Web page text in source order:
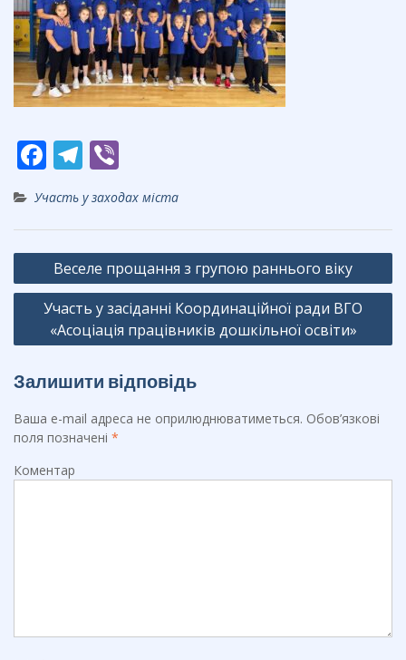
F
e
b
o
o
k
T
e
gr
a
m
b
er
Участь у заходах міста
Навігація
записів
Веселе прощання з групою раннього віку
Участь у засіданні Координаційної ради ВГО
«Асоціація працівників дошкільної освіти»
Залишити відповідь
Ваша e-mail адреса не оприлюднюватиметься. Обов’язкові
поля позначені *
Коментар